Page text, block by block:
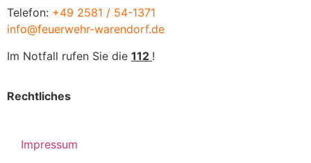
Telefon: +49 2581 / 54-1371
info@feuerwehr-warendorf.de
Im Notfall rufen Sie die 112 !
Rechtliches
Impressum